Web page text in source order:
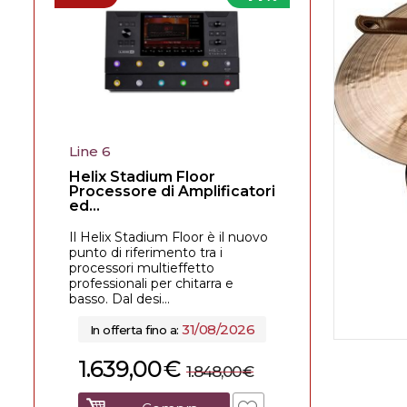
Line 6
Helix Stadium Floor
Processore di Amplificatori
ed...
Il Helix Stadium Floor è il nuovo
punto di riferimento tra i
processori multieffetto
professionali per chitarra e
basso. Dal desi...
In offerta fino a:31/08/2026
€
1.639,00 €
1.848,00